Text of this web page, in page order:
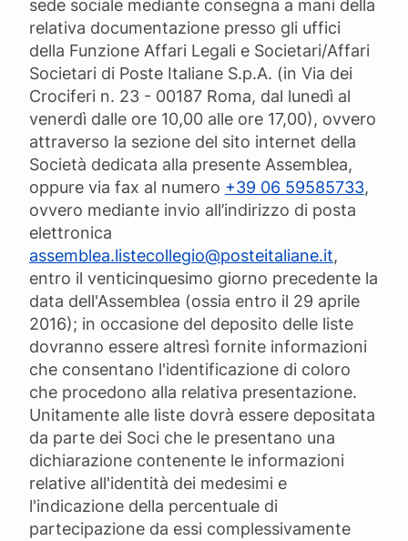
sede sociale mediante consegna a mani della
relativa documentazione presso gli uffici
della Funzione Affari Legali e Societari/Affari
Societari di Poste Italiane S.p.A. (in Via dei
Crociferi n. 23 - 00187 Roma, dal lunedì al
venerdì dalle ore 10,00 alle ore 17,00), ovvero
attraverso la sezione del sito internet della
Società dedicata alla presente Assemblea,
oppure via fax al numero +39 06 59585733,
ovvero mediante invio all’indirizzo di posta
elettronica
assemblea.listecollegio@posteitaliane.it,
entro il venticinquesimo giorno precedente la
data dell'Assemblea (ossia entro il 29 aprile
2016); in occasione del deposito delle liste
dovranno essere altresì fornite informazioni
che consentano l'identificazione di coloro
che procedono alla relativa presentazione.
Unitamente alle liste dovrà essere depositata
da parte dei Soci che le presentano una
dichiarazione contenente le informazioni
relative all'identità dei medesimi e
l'indicazione della percentuale di
partecipazione da essi complessivamente